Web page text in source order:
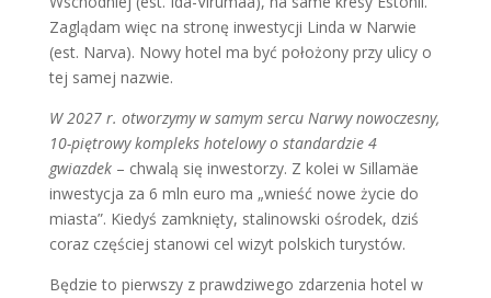
Zaglądam więc na stronę inwestycji Linda w Narwie
(est. Narva). Nowy hotel ma być położony przy ulicy o
tej samej nazwie.
W 2027 r. otworzymy w samym sercu Narwy nowoczesny,
10-piętrowy kompleks hotelowy o standardzie 4
gwiazdek – chwalą się inwestorzy. Z kolei w Sillamäe
inwestycja za 6 mln euro ma „wnieść nowe życie do
miasta”. Kiedyś zamknięty, stalinowski ośrodek, dziś
coraz częściej stanowi cel wizyt polskich turystów.
Będzie to pierwszy z prawdziwego zdarzenia hotel w